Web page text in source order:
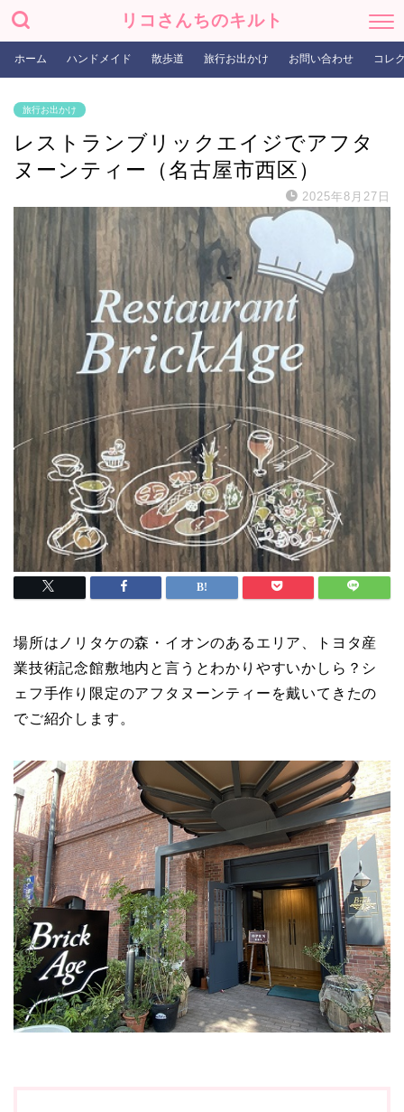
リコさんちのキルト
ホーム ハンドメイド 散歩道 旅行お出かけ お問い合わせ コレ
旅行お出かけ
レストランブリックエイジでアフタ
ヌーンティー（名古屋市西区）
2025年8月27日
場所はノリタケの森・イオンのあるエリア、トヨタ産
業技術記念館敷地内と言うとわかりやすいかしら？シ
ェフ手作り限定のアフタヌーンティーを戴いてきたの
でご紹介します。